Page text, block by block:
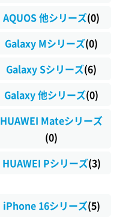
AQUOS 他シリーズ(0)
Galaxy Mシリーズ(0)
Galaxy Sシリーズ(6)
Galaxy 他シリーズ(0)
HUAWEI Mateシリーズ
(0)
HUAWEI Pシリーズ(3)
iPhone 16シリーズ(5)